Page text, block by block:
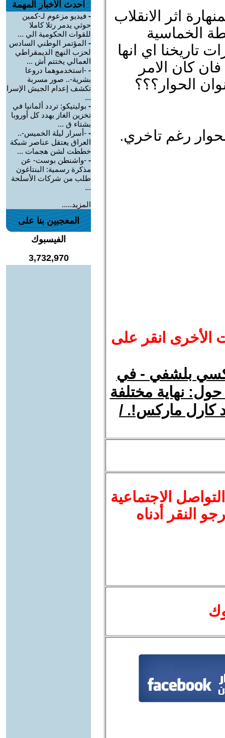
اثر الانقلاب
الخماسية
تاريخنا اي انها
كان الامر
الحوار؟؟؟
رغم تاخري.
الأخرى انقر على
بلشفي - في
حول: نهاية مختلفة
كارل ماركس!. /
الاجتماعية
النقر أدناه
احدث الأخبار المهمة
- فيديو مزعوم لـ-كمين
حوثي يدمر رتلا كاملا
للقوات الحكومية الي ...
- المؤتمر الوطني السادس
لحزب النهج الديمقراطي
العمالي يختتم أش ...
- -استخدموهما دروعا
بشرية-.. صور مسربة
تكشف إعدام الجيش الإسرا
...
- بوليتيكو: تردد ألمانيا في
تخزين الغاز يهدد كل أوروبا
بشتاء ق ...
- -أسرار ليلة الخميس-..
العراق يعتقل عناصر شبكة
خططت لشن هجمات ...
- -واشنطن بوست- عن
مذكرة رسمية: البنتاغون
طلب من شركات الأسلحة
...
المزيد.....
المعجبين بنا على
الفيسبوك
3,732,970